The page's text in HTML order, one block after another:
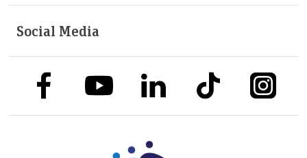
Social Media
link to facebooklink to youtubelink to linkedinlink to tiktok